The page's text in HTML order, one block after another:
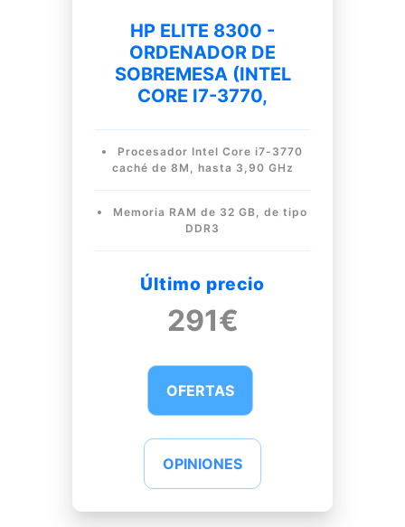
HP ELITE 8300 -
ORDENADOR DE
SOBREMESA (INTEL
CORE I7-3770,
Procesador Intel Core i7-3770
caché de 8M, hasta 3,90 GHz
Memoria RAM de 32 GB, de tipo
DDR3
Último precio
291€
OFERTAS
OPINIONES